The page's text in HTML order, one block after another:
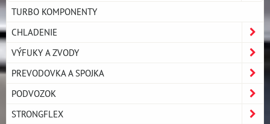
TURBO KOMPONENTY
CHLADENIE
VÝFUKY A ZVODY
PREVODOVKA A SPOJKA
PODVOZOK
STRONGFLEX